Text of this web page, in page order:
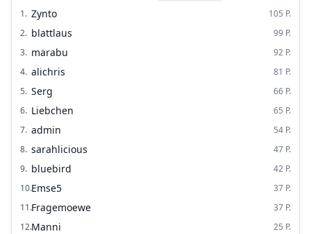
1. Zynto 105 P.
2. blattlaus 99 P.
3. marabu 92 P.
4. alichris 81 P.
5. Serg 66 P.
6. Liebchen 65 P.
7. admin 54 P.
8. sarahlicious 47 P.
9. bluebird 42 P.
10.Emse5 37 P.
11.Fragemoewe 37 P.
12.Manni 25 P.